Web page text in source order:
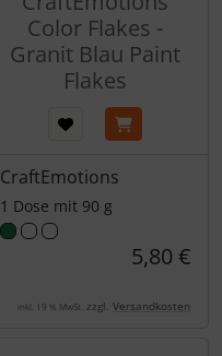
Color Flakes -
Granit Blau Paint
Flakes
CraftEmotions
1 Dose mit 90 g
5,80 €
inkl. 19 % MwSt. zzgl. Versandkosten